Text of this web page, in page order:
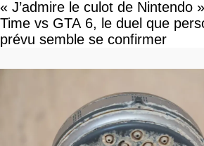
« J’admire le culot de Nintendo
Time vs GTA 6, le duel que
prévu semble se confirmer